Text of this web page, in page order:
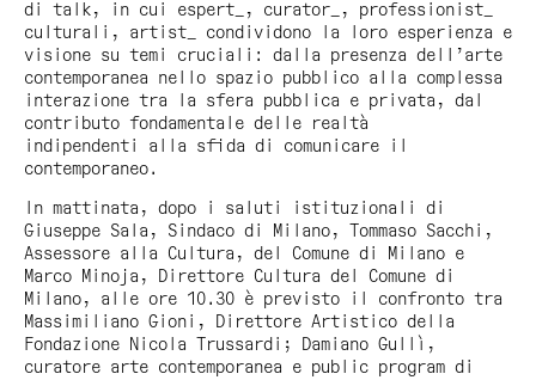
di talk, in cui espert_, curator_, professionist_
culturali, artist_ condividono la loro esperienza e
visione su temi cruciali: dalla presenza dell’arte
contemporanea nello spazio pubblico alla complessa
interazione tra la sfera pubblica e privata, dal
contributo fondamentale delle realtà
indipendenti alla sfida di comunicare il
contemporaneo.
In mattinata, dopo i saluti istituzionali di
Giuseppe Sala, Sindaco di Milano, Tommaso Sacchi,
Assessore alla Cultura, del Comune di Milano e
Marco Minoja, Direttore Cultura del Comune di
Milano, alle ore 10.30 è previsto il confronto tra
Massimiliano Gioni, Direttore Artistico della
Fondazione Nicola Trussardi; Damiano Gullì,
curatore arte contemporanea e public program di